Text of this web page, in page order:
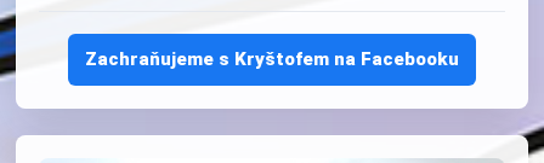
Zachraňujeme s Kryštofem na Facebooku